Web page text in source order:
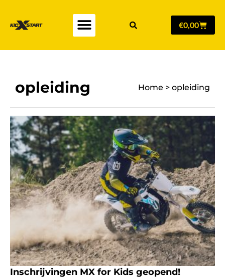
€0,00
Home > opleiding
opleiding
Inschrijvingen MX for Kids geopend!